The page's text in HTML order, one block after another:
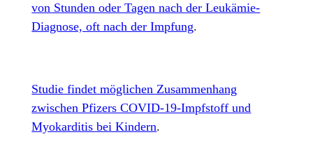
von Stunden oder Tagen nach der Leukämie-
Diagnose, oft nach der Impfung.
Studie findet möglichen Zusammenhang
zwischen Pfizers COVID-19-Impfstoff und
Myokarditis bei Kindern.